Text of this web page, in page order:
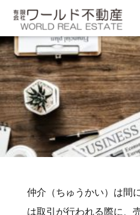
仲介（ちゅうかい）は間
は取引が行われる際に、